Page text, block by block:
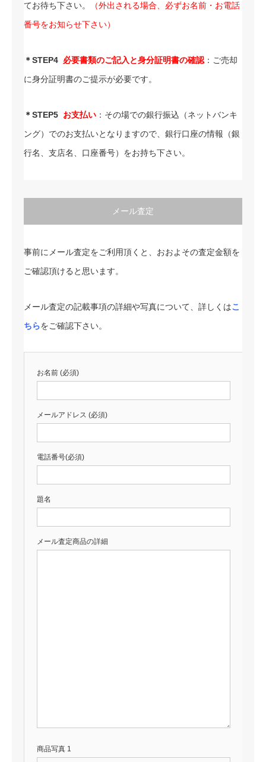
てお待ち下さい。
（外出される場合、必ずお名前・お電話
番号をお知らせ下さい）
＊STEP4 必要書類のご記入と身分証明書の確認 ：ご売却
に身分証明書のご提示が必要です。
＊STEP5 お支払い ：その場での銀行振込（ネットバンキ
ング）でのお支払いとなりますので、銀行口座の情報（銀
行名、支店名、口座番号）をお持ち下さい。
メール査定
事前にメール査定をご利用頂くと、おおよその査定金額を
ご確認頂けると思います。
メール査定の記載事項の詳細や写真について、詳しくはこ
ちらをご確認下さい。
お名前 (必須)
メールアドレス (必須)
電話番号(必須)
題名
メール査定商品の詳細
商品写真 1